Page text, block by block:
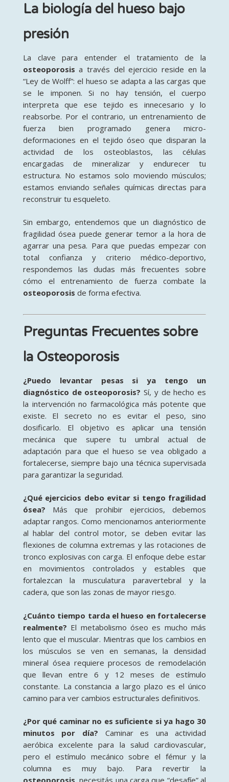
La biología del hueso bajo
presión
La clave para entender el tratamiento de la
osteoporosis a través del ejercicio reside en la
“Ley de Wolff”: el hueso se adapta a las cargas que
se le imponen. Si no hay tensión, el cuerpo
interpreta que ese tejido es innecesario y lo
reabsorbe. Por el contrario, un entrenamiento de
fuerza bien programado genera micro-
deformaciones en el tejido óseo que disparan la
actividad de los osteoblastos, las células
encargadas de mineralizar y endurecer tu
estructura. No estamos solo moviendo músculos;
estamos enviando señales químicas directas para
reconstruir tu esqueleto.
Sin embargo, entendemos que un diagnóstico de
fragilidad ósea puede generar temor a la hora de
agarrar una pesa. Para que puedas empezar con
total confianza y criterio médico-deportivo,
respondemos las dudas más frecuentes sobre
cómo el entrenamiento de fuerza combate la
osteoporosis de forma efectiva.
Preguntas Frecuentes sobre
la Osteoporosis
¿Puedo levantar pesas si ya tengo un
diagnóstico de osteoporosis? Sí, y de hecho es
la intervención no farmacológica más potente que
existe. El secreto no es evitar el peso, sino
dosificarlo. El objetivo es aplicar una tensión
mecánica que supere tu umbral actual de
adaptación para que el hueso se vea obligado a
fortalecerse, siempre bajo una técnica supervisada
para garantizar la seguridad.
¿Qué ejercicios debo evitar si tengo fragilidad
ósea? Más que prohibir ejercicios, debemos
adaptar rangos. Como mencionamos anteriormente
al hablar del control motor, se deben evitar las
flexiones de columna extremas y las rotaciones de
tronco explosivas con carga. El enfoque debe estar
en movimientos controlados y estables que
fortalezcan la musculatura paravertebral y la
cadera, que son las zonas de mayor riesgo.
¿Cuánto tiempo tarda el hueso en fortalecerse
realmente? El metabolismo óseo es mucho más
lento que el muscular. Mientras que los cambios en
los músculos se ven en semanas, la densidad
mineral ósea requiere procesos de remodelación
que llevan entre 6 y 12 meses de estímulo
constante. La constancia a largo plazo es el único
camino para ver cambios estructurales definitivos.
¿Por qué caminar no es suficiente si ya hago 30
minutos por día? Caminar es una actividad
aeróbica excelente para la salud cardiovascular,
pero el estímulo mecánico sobre el fémur y la
columna es muy bajo. Para revertir la
osteoporosis , necesitás una carga que “desafíe” al